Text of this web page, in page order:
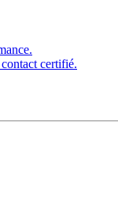
certifié.